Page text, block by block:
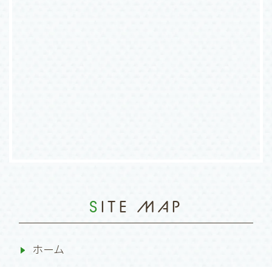
SITE MAP
ホーム